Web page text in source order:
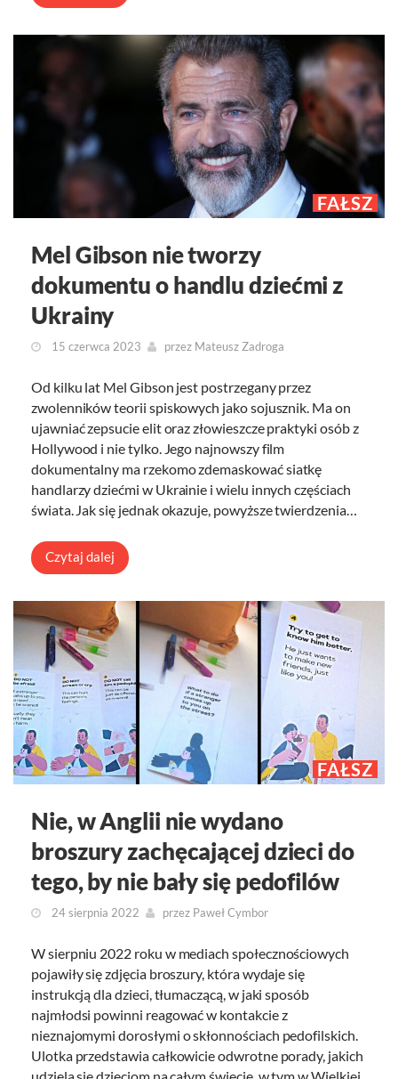
FAŁSZ
Mel Gibson nie tworzy
dokumentu o handlu dziećmi z
Ukrainy
15 czerwca 2023 przez Mateusz Zadroga
Od kilku lat Mel Gibson jest postrzegany przez
zwolenników teorii spiskowych jako sojusznik. Ma on
ujawniać zepsucie elit oraz złowieszcze praktyki osób z
Hollywood i nie tylko. Jego najnowszy film
dokumentalny ma rzekomo zdemaskować siatkę
handlarzy dziećmi w Ukrainie i wielu innych częściach
świata. Jak się jednak okazuje, powyższe twierdzenia…
Czytaj dalej
FAŁSZ
Nie, w Anglii nie wydano
broszury zachęcającej dzieci do
tego, by nie bały się pedofilów
24 sierpnia 2022 przez Paweł Cymbor
W sierpniu 2022 roku w mediach społecznościowych
pojawiły się zdjęcia broszury, która wydaje się
instrukcją dla dzieci, tłumaczącą, w jaki sposób
najmłodsi powinni reagować w kontakcie z
nieznajomymi dorosłymi o skłonnościach pedofilskich.
Ulotka przedstawia całkowicie odwrotne porady, jakich